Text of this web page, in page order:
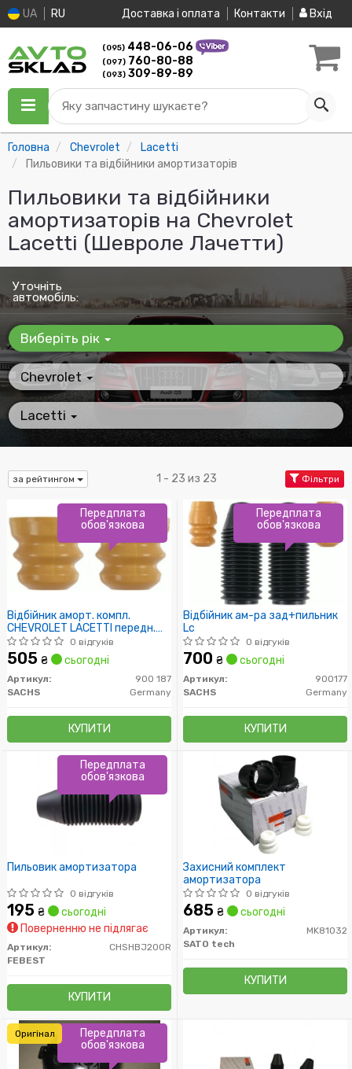
UA RU Доставка і оплата Контакти Вхід
(095) 448-06-06
(097) 760-80-88
(093) 309-89-89
Яку запчастину шукаєте?
Головна Chevrolet
Lacetti
Пильовики та відбійники амортизаторів
Пильовики та відбійники
амортизаторів на Chevrolet
Lacetti (Шевроле Лачетти)
Уточніть
автомобіль:
Виберіть рік
Chevrolet
Lacetti
за рейтингом 1 - 23 из 23 Фільтри
Відбійник аморт. компл.
CHEVROLET LACETTI передн.
(вир-во SACHS)0 відгуків
505 ₴ сьогодні
Артикул:
900 187
SACHS
Germany
КУПИТИ
Передплата
обов'язкова
Відбійник ам-ра зад+пильник
Lc
0 відгуків
700 ₴ сьогодні
Артикул:
900177
SACHS
Germany
КУПИТИ
Передплата
обов'язкова
Пильовик амортизатора
0 відгуків
195 ₴
сьогодні
Поверненню не підлягає
Артикул:
CHSHBJ200R
FEBEST
КУПИТИ
Передплата
обов'язкова
Захисний комплект
амортизатора
0 відгуків
685 ₴ сьогодні
Артикул:
MK81032
SATO tech
КУПИТИ
Передплата
обов'язкова
Оригінал